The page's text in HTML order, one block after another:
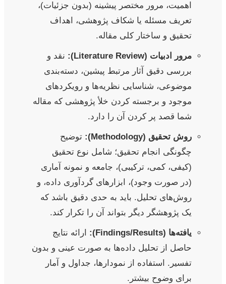
اهمیت، مرور مختصر پیشینه (بدون جزئیات)،
تعریف مسئله یا شکاف پژوهشی، اهداف
تحقیق و ساختار کلی مقاله.
مرور ادبیات (Literature Review):
نقد و
بررسی دقیق آثار مرتبط پیشین، دسته‌بندی
موضوعی، شناسایی نظریه‌ها و رویکردهای
موجود و برجسته کردن خلأ پژوهشی که مقاله
شما قصد پر کردن آن را دارد.
روش تحقیق (Methodology):
توضیح
چگونگی انجام تحقیق؛ شامل نوع تحقیق
(کیفی، کمی، ترکیبی)، جامعه و نمونه آماری
(در صورت وجود)، ابزارهای گردآوری داده، و
روش‌های تحلیل. باید به حدی دقیق باشد که
یک پژوهشگر دیگر بتواند آن را تکرار کند.
یافته‌ها (Findings/Results):
ارائه نتایج
حاصل از تحلیل داده‌ها به صورت عینی و بدون
تفسیر. استفاده از نمودارها، جداول و آمار
برای وضوح بیشتر.